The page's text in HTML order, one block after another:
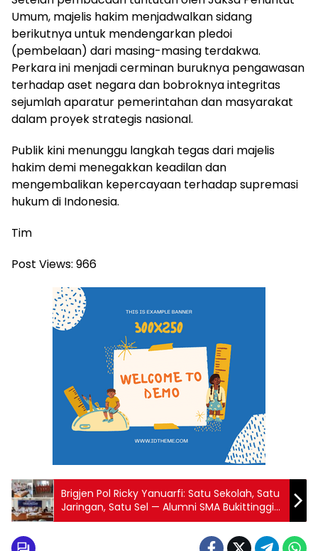
Umum, majelis hakim menjadwalkan sidang
berikutnya untuk mendengarkan pledoi
(pembelaan) dari masing-masing terdakwa.
Perkara ini menjadi cerminan buruknya pengawasan
terhadap aset negara dan bobroknya integritas
sejumlah aparatur pemerintahan dan masyarakat
dalam proyek strategis nasional.
Publik kini menunggu langkah tegas dari majelis
hakim demi menegakkan keadilan dan
mengembalikan kepercayaan terhadap supremasi
hukum di Indonesia.
Tim
Post Views: 966
Brigjen Pol Ricky Yanuarfi: Satu Sekolah, Satu
Jaringan, Satu Sel — Alumni SMA Bukittinggi
Dibekuk Bawa 1,8 Kuintal Ganja